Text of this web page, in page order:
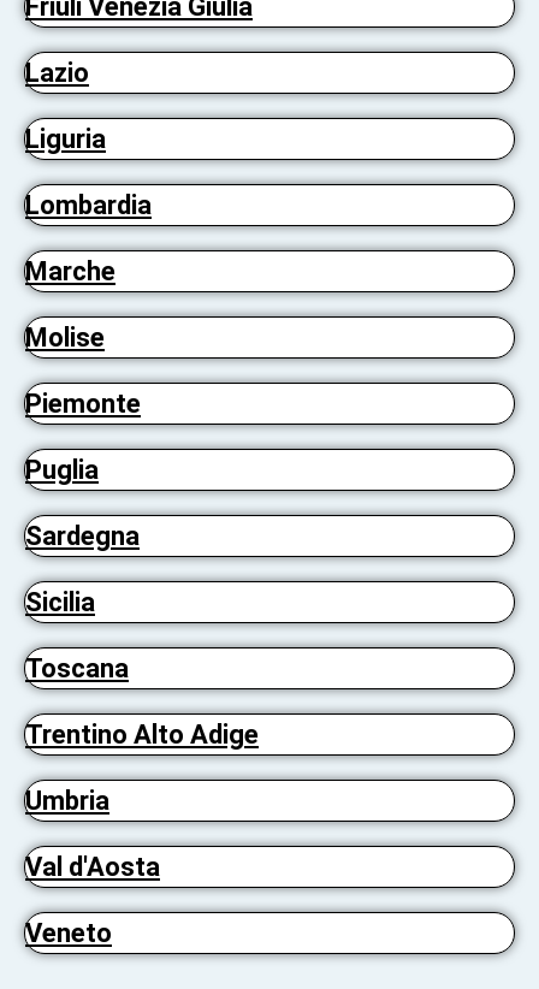
Friuli Venezia Giulia
Lazio
Liguria
Lombardia
Marche
Molise
Piemonte
Puglia
Sardegna
Sicilia
Toscana
Trentino Alto Adige
Umbria
Val d'Aosta
Veneto